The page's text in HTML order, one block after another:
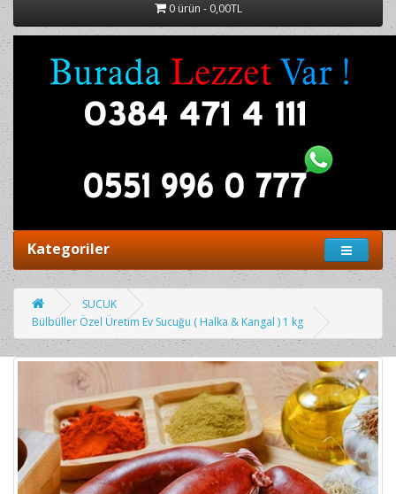
0 ürün - 0,00TL
Kategoriler
SUCUK
Bülbüller Özel Üretim Ev Sucuğu ( Halka & Kangal ) 1 kg